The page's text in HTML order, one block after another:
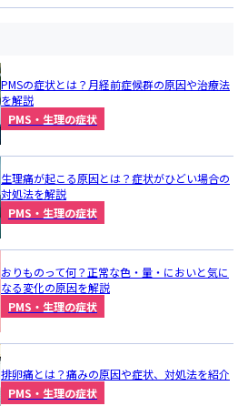
PMSの症状とは？月経前症候群の原因や治療法
を解説
PMS・生理の症状
生理痛が起こる原因とは？症状がひどい場合の
対処法を解説
PMS・生理の症状
おりものって何？正常な色・量・においと気に
なる変化の原因を解説
PMS・生理の症状
排卵痛とは？痛みの原因や症状、対処法を紹介
PMS・生理の症状